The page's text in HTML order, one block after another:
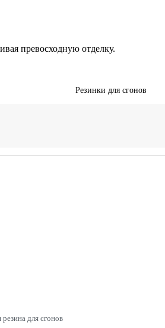
превосходную отделку.
Резинки для сгонов
для сгонов